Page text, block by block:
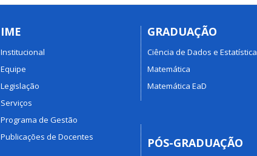
IME
Institucional
Equipe
Legislação
Serviços
Programa de Gestão
Publicações de Docentes
GRADUAÇÃO
Ciência de Dados e Estatística
Matemática
Matemática EaD
PÓS-GRADUAÇÃO